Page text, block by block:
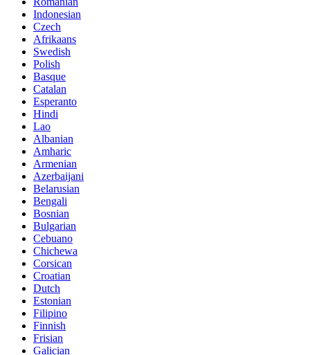
Indonesian
Czech
Afrikaans
Swedish
Polish
Basque
Catalan
Esperanto
Hindi
Lao
Albanian
Amharic
Armenian
Azerbaijani
Belarusian
Bengali
Bosnian
Bulgarian
Cebuano
Chichewa
Corsican
Croatian
Dutch
Estonian
Filipino
Finnish
Frisian
Galician